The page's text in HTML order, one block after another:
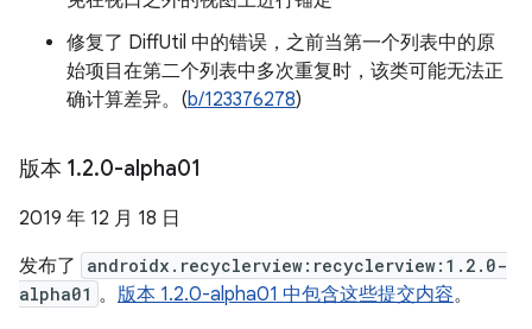
修复了 DiffUtil 中的错误，之前当第一个列表中的原
始项目在第二个列表中多次重复时，该类可能无法正
确计算差异。(b/123376278)
版本 1.2.0-alpha01
2019 年 12 月 18 日
发布了
androidx.recyclerview:recyclerview:1.2.0-
alpha01 。 版本 1.2.0-alpha01 中包含这些提交内容。